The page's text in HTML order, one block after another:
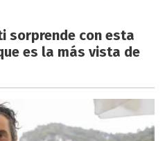
sorprende con esta
es la más vista de